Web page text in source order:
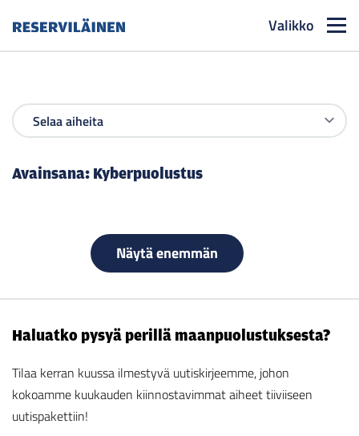
Valikko
Avainsana: Kyberpuolustus
Näytä enemmän
Haluatko pysyä perillä maanpuolustuksesta?
Tilaa kerran kuussa ilmestyvä uutiskirjeemme, johon
kokoamme kuukauden kiinnostavimmat aiheet tiiviiseen
uutispakettiin!